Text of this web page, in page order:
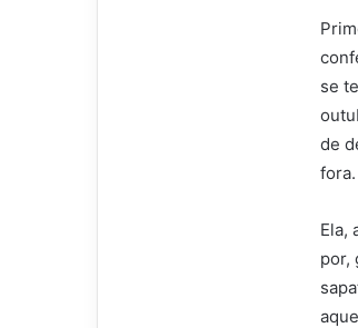
se
de
fora.
Ela,
por,